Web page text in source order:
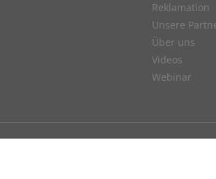
Reklamation
Unsere
Über uns
Videos
Webinar